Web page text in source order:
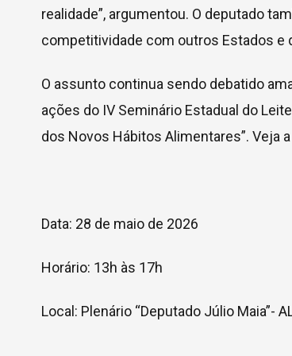
realidade”, argumentou. O deputado
competitividade com outros Estados e
O assunto continua sendo debatido
ações do IV Seminário Estadual do
dos Novos Hábitos Alimentares”. Veja
Data: 28 de maio de 2026
Horário: 13h às 17h
Local: Plenário “Deputado Júlio Maia”-